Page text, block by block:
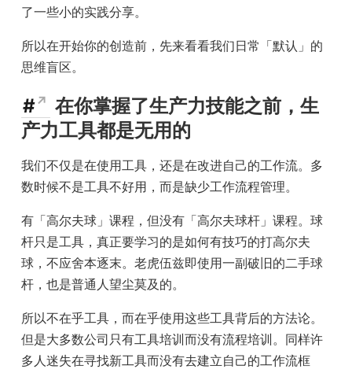
了一些小的实践分享。
所以在开始你的创造前，先来看看我们日常「默认」的
思维盲区。
#
在你掌握了生产力技能之前，生
产力工具都是无用的
我们不仅是在使用工具，还是在改进自己的工作流。多
数时候不是工具不好用，而是缺少工作流程管理。
有「高尔夫球」课程，但没有「高尔夫球杆」课程。球
杆只是工具，真正要学习的是如何有技巧的打高尔夫
球，不应舍本逐末。老虎伍兹即使用一副破旧的二手球
杆，也是普通人望尘莫及的。
所以不在乎工具，而在乎使用这些工具背后的方法论。
但是大多数公司只有工具培训而没有流程培训。同样许
多人迷失在寻找新工具而没有去建立自己的工作流框